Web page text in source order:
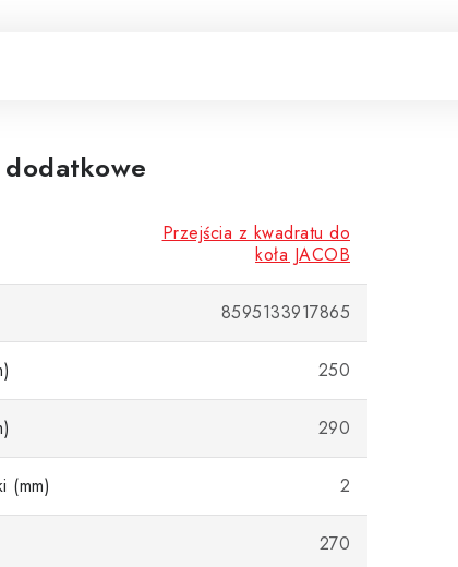
Przejścia z kwadratu do
koła JACOB
8595133917865
250
290
(mm) 2
270